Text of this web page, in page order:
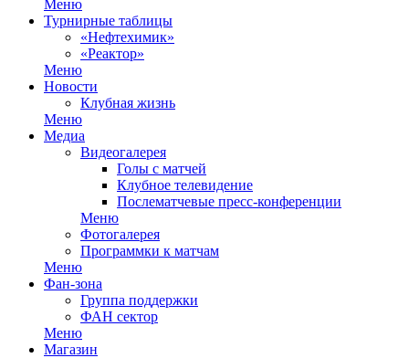
Меню
Турнирные таблицы
«Нефтехимик»
«Реактор»
Меню
Новости
Клубная жизнь
Меню
Медиа
Видеогалерея
Голы с матчей
Клубное телевидение
Послематчевые пресс-конференции
Меню
Фотогалерея
Программки к матчам
Меню
Фан-зона
Группа поддержки
ФАН сектор
Меню
Магазин